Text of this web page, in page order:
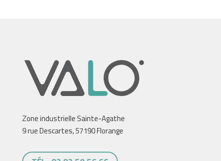
Zone industrielle Sainte-Agathe
9 rue Descartes, 57190 Florange